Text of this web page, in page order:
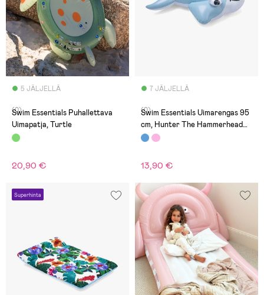
5 JÄLJELLÄ
(0)
Swim Essentials Puhallettava
Uimapatja, Turtle
20,90 €
7 JÄLJELLÄ
(0)
Swim Essentials Uimarengas 95
cm, Hunter The Hammerhead
Shark
13,90 €
Superhinta